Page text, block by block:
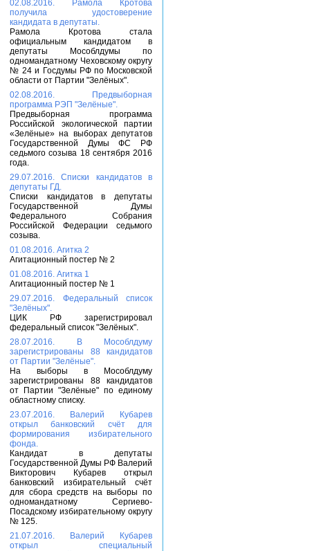
02.08.2016. Рамола Кротова
получила удостоверение
кандидата в депутаты.
Рамола Кротова стала
официальным кандидатом в
депутаты Мособлдумы по
одномандатному Чеховскому округу
№ 24 и Госдумы РФ по Московской
области от Партии "Зелёных".
02.08.2016. Предвыборная
программа РЭП "Зелёные".
Предвыборная программа
Российской экологической партии
«Зелёные» на выборах депутатов
Государственной Думы ФС РФ
седьмого созыва 18 сентября 2016
года.
29.07.2016. Списки кандидатов в
депутаты ГД.
Списки кандидатов в депутаты
Государственной Думы
Федерального Собрания
Российской Федерации седьмого
созыва.
01.08.2016. Агитка 2
Агитационный постер № 2
01.08.2016. Агитка 1
Агитационный постер № 1
29.07.2016. Федеральный список
"Зелёных".
ЦИК РФ зарегистрировал
федеральный список "Зелёных".
28.07.2016. В Мособлдуму
зарегистрированы 88 кандидатов
от Партии "Зелёные".
На выборы в Мособлдуму
зарегистрированы 88 кандидатов
от Партии "Зелёные" по единому
областному списку.
23.07.2016. Валерий Кубарев
открыл банковский счёт для
формирования избирательного
фонда.
Кандидат в депутаты
Государственной Думы РФ Валерий
Викторович Кубарев открыл
банковский избирательный счёт
для сбора средств на выборы по
одномандатному Сергиево-
Посадскому избирательному округу
№ 125.
21.07.2016. Валерий Кубарев
открыл специальный